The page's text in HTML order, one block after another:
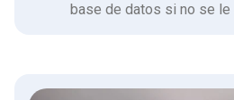
base de datos si no se le